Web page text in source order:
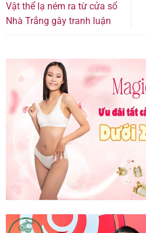
Vật thể lạ ném ra từ cửa sổ
Nhà Trắng gây tranh luận